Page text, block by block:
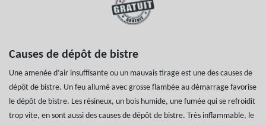
Causes de dépôt de bistre
Une amenée d’air insuffisante ou un mauvais tirage est une des causes de
dépôt de bistre. Un feu allumé avec grosse flambée au démarrage favorise
le dépôt de bistre. Les résineux, un bois humide, une fumée qui se refroidit
trop vite, en sont aussi des causes de dépôt de bistre. Très inflammable, le